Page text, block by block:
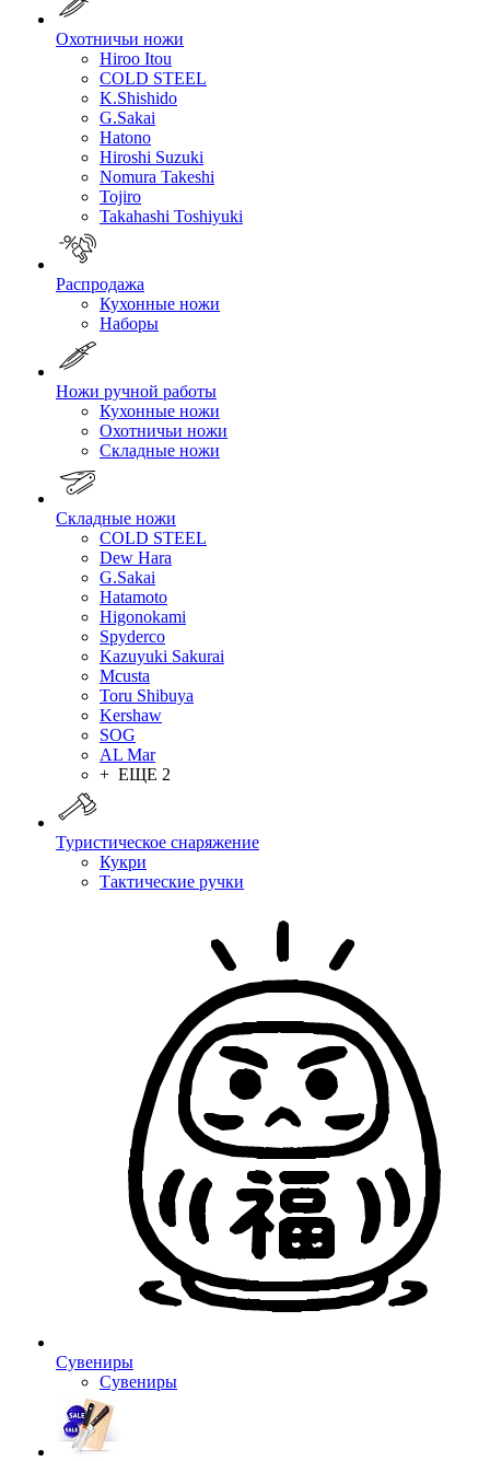
Охотничьи ножи
Hiroo Itou
COLD STEEL
K.Shishido
G.Sakai
Hatono
Hiroshi Suzuki
Nomura Takeshi
Tojiro
Takahashi Toshiyuki
Распродажа
Кухонные ножи
Наборы
Ножи ручной работы
Кухонные ножи
Охотничьи ножи
Складные ножи
Складные ножи
COLD STEEL
Dew Hara
G.Sakai
Hatamoto
Higonokami
Spyderco
Kazuyuki Sakurai
Mcusta
Toru Shibuya
Kershaw
SOG
AL Mar
+ ЕЩЕ 2
Туристическое снаряжение
Кукри
Тактические ручки
Сувениры
Сувениры